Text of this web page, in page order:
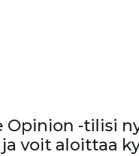
-tilisi
voit aloittaa